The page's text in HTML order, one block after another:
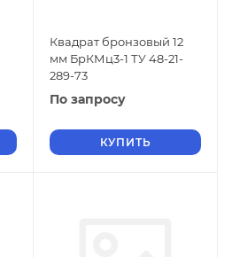
Квадрат бронзовый 12
мм БрКМц3-1 ТУ 48-21-
289-73
По запросу
КУПИТЬ